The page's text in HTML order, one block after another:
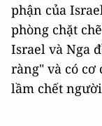
phận của
phòng chặt
Israel và Nga
ràng" và có cơ
lầm chết